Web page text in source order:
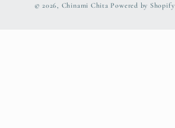
© 2026, Chinami Chita Powered by Shopify